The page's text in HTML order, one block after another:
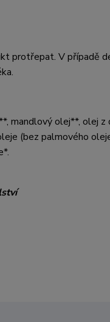
protřepat. V případě
mandlový olej**, olej z
(bez palmového